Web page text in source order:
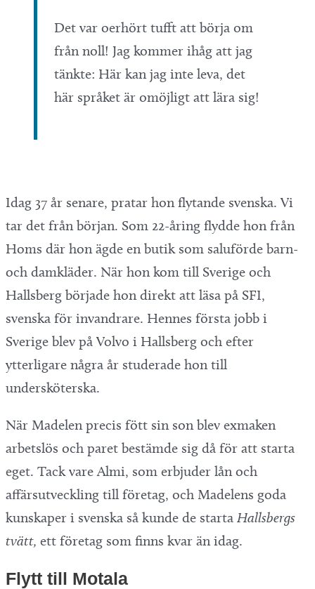
Det var oerhört tufft att börja om
från noll! Jag kommer ihåg att jag
tänkte: Här kan jag inte leva, det
här språket är omöjligt att lära sig!
Idag 37 år senare, pratar hon flytande svenska. Vi
tar det från början. Som 22-åring flydde hon från
Homs där hon ägde en butik som saluförde barn-
och damkläder. När hon kom till Sverige och
Hallsberg började hon direkt att läsa på SFI,
svenska för invandrare. Hennes första jobb i
Sverige blev på Volvo i Hallsberg och efter
ytterligare några år studerade hon till
undersköterska.
När Madelen precis fött sin son blev exmaken
arbetslös och paret bestämde sig då för att starta
eget. Tack vare Almi, som erbjuder lån och
affärsutveckling till företag, och Madelens goda
kunskaper i svenska så kunde de starta Hallsbergs
tvätt, ett företag som finns kvar än idag.
Flytt till Motala